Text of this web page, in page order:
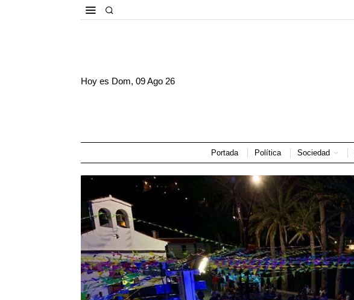
Hoy es Dom, 09 Ago 26
Portada Política Sociedad